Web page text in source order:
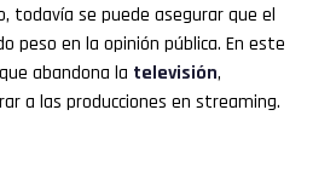
todavía se puede asegurar que el
peso en la opinión pública. En este
abandona la televisión,
a las producciones en streaming.